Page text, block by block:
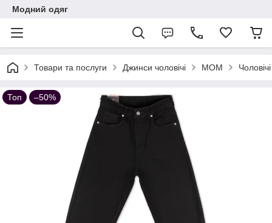
Модний одяг
Товари та послуги Джинси чоловічі МОМ
Топ –50%